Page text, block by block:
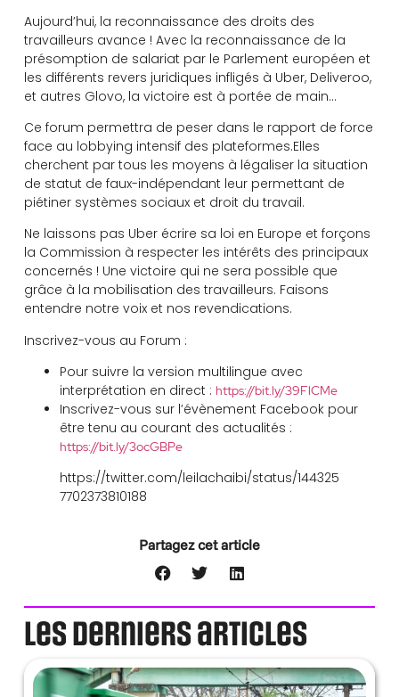
Aujourd’hui, la reconnaissance des droits des
travailleurs avance ! Avec la reconnaissance de la
présomption de salariat par le Parlement européen et
les différents revers juridiques infligés à Uber, Deliveroo,
et autres Glovo, la victoire est à portée de main…
Ce forum permettra de peser dans le rapport de force
face au lobbying intensif des plateformes.Elles
cherchent par tous les moyens à légaliser la situation
de statut de faux-indépendant leur permettant de
piétiner systèmes sociaux et droit du travail.
Ne laissons pas Uber écrire sa loi en Europe et forçons
la Commission à respecter les intérêts des principaux
concernés ! Une victoire qui ne sera possible que
grâce à la mobilisation des travailleurs. Faisons
entendre notre voix et nos revendications.
Inscrivez-vous au Forum :
Pour suivre la version multilingue avec
interprétation en direct : https://bit.ly/39FlCMe
Inscrivez-vous sur l’évènement Facebook pour
être tenu au courant des actualités :
https://bit.ly/3ocGBPe
https://twitter.com/leilachaibi/status/144325
7702373810188
Partagez cet article
Les derniers articles